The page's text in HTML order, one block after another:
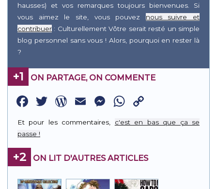
hausses) et vos remarques toujours bienvenues. Si
vous aimez le site, vous pouvez nous suivre et
contribuer : Culturellement Vôtre serait resté un simple
blog personnel sans vous ! Alors, pourquoi en rester là
?
+1 ON PARTAGE, ON COMMENTE
Facebook
Twitter
WordPress
EmailMessenger
WhatsApp
Link
Et pour les commentaires, c'est en bas que ça se
passe !
+2 ON LIT D'AUTRES ARTICLES